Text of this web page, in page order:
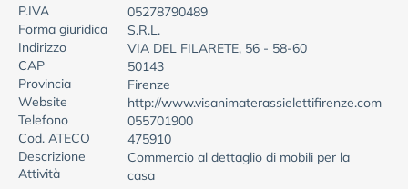
P.IVA
05278790489
Forma giuridica
S.R.L.
Indirizzo
VIA DEL FILARETE, 56 - 58-60
CAP
50143
Provincia
Firenze
Website
http://www.visanimaterassielettifirenze.com
Telefono
055701900
Cod. ATECO
475910
Descrizione
Attività
Commercio al dettaglio di mobili per la
casa